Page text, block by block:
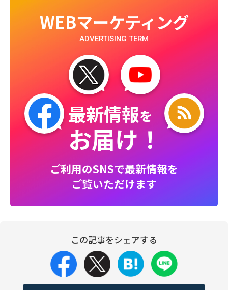
WEBマーケティング
ADVERTISING TERM
最新情報を
お届け！
ご利用のSNSで最新情報を
ご覧いただけます
この記事をシェアする